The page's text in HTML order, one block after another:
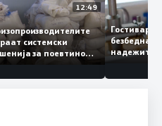
12:49
Оризопроизводителите
бараат системски
решенија за поевтино
производство